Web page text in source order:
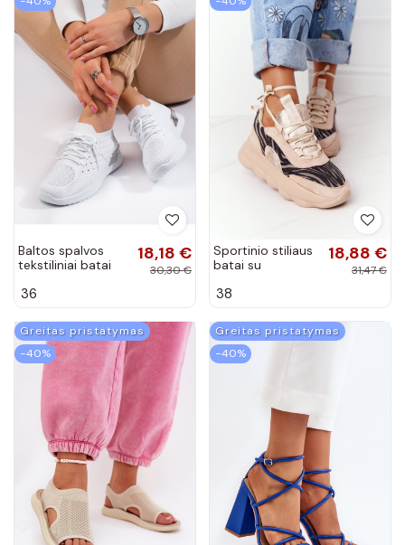
Baltos spalvos
tekstiliniai batai
18,18 €
30,30 €
36
Sportinio stiliaus
batai su
smėlio spalvos
18,88 €
31,47 €
38
Greitas pristatymas
−40%
Greitas pristatymas
−40%